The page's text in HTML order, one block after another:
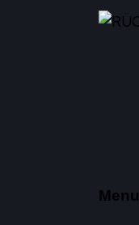
Menu